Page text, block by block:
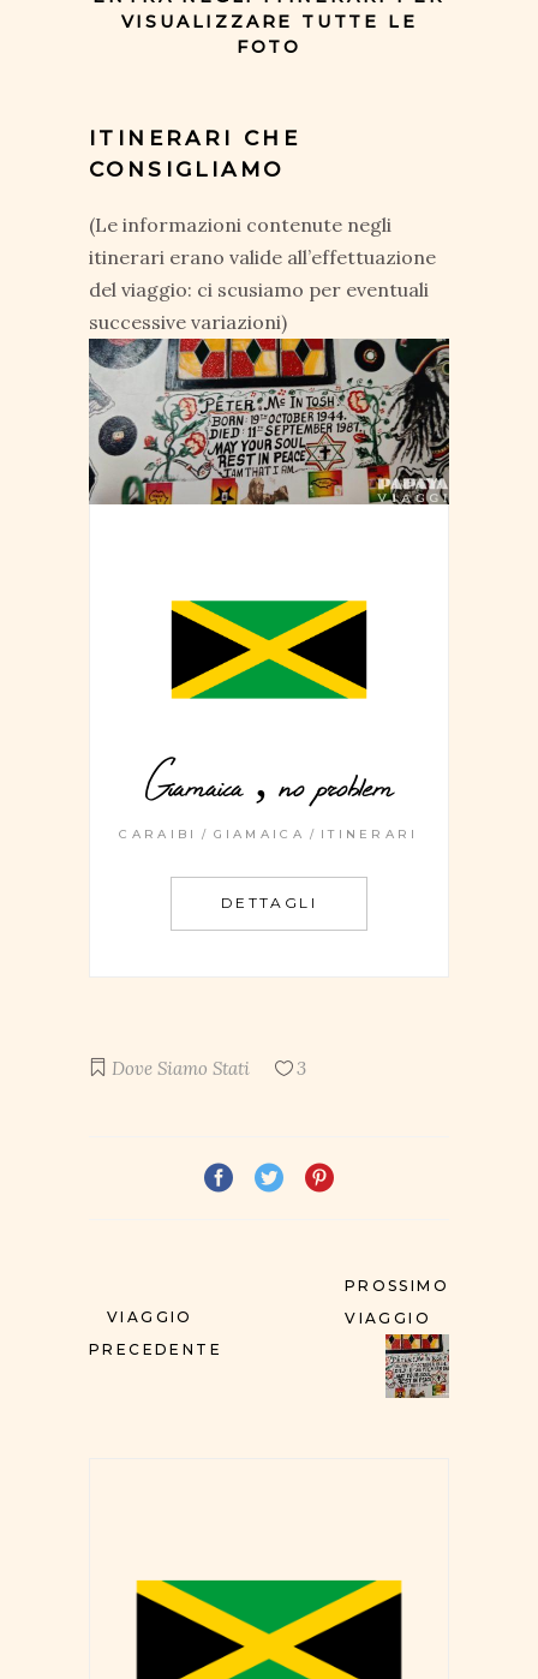
VISUALIZZARE TUTTE LE
FOTO
ITINERARI CHE
CONSIGLIAMO
(Le informazioni contenute negli
itinerari erano valide all’effettuazione
del viaggio: ci scusiamo per eventuali
successive variazioni)
Giamaica , no problem
CARAIBI GIAMAICA ITINERARI
DETTAGLI
Dove Siamo Stati 3
VIAGGIO
PRECEDENTE
PROSSIMO
VIAGGIO